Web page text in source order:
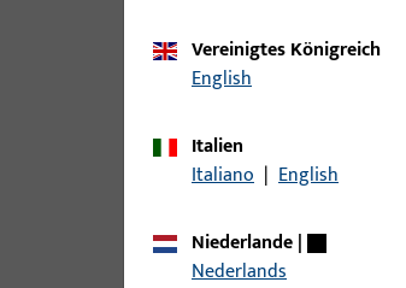
B-78430-07-0-1
B-78430-08-0-1 |
Vereinigtes Königreich
English
Italien
Italiano | English
Niederlande|
Nederlands